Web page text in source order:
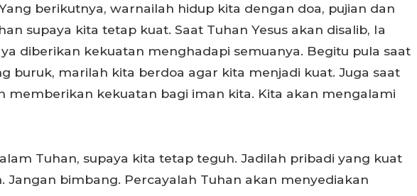
berikutnya, warnailah hidup kita dengan doa, pujian dan
supaya kita tetap kuat. Saat Tuhan Yesus akan disalib, Ia
diberikan kekuatan menghadapi semuanya. Begitu pula saat
buruk, marilah kita berdoa agar kita menjadi kuat. Juga saat
memberikan kekuatan bagi iman kita. Kita akan mengalami
Tuhan, supaya kita tetap teguh. Jadilah pribadi yang kuat
Jangan bimbang. Percayalah Tuhan akan menyediakan